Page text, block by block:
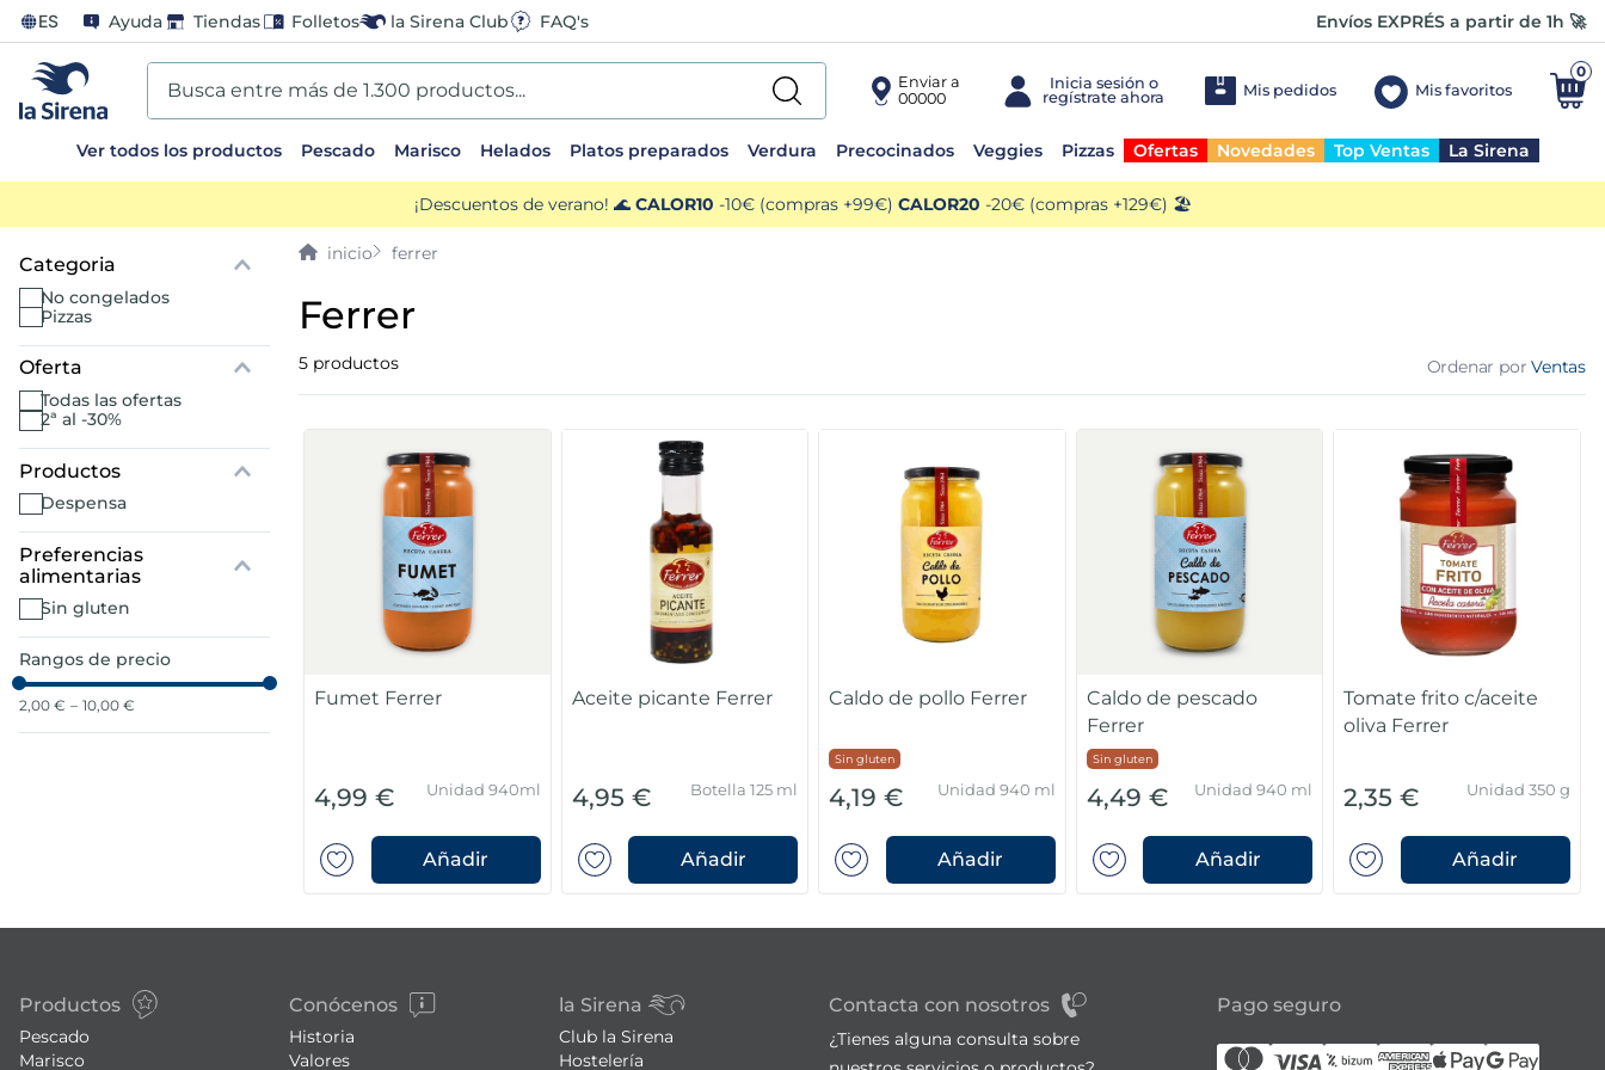
ES Ayuda Tiendas Folletos la Sirena Club FAQ's Envíos EXPRÉS a partir de 1h 🚀
Busca entre más de 1.300 productos...
Enviar a
00000
Mis pedidos Mis favoritos
0
Ver todos los productos Pescado Marisco Helados Platos preparados Verdura Precocinados Veggies Pizzas Ofertas Novedades Top Ventas La Sirena
¡Descuentos de verano! 🌊 CALOR10 -10€ (compras +99€) CALOR20 -20€ (compras +129€) 🏖️
no congelados
pizzas
Oferta
todas las ofertas
2ª al -30%
despensa
sin gluten
Rangos de precio
2,00 € – 10,00 €
ferrer
ferrer
5 productos Ordenar por Ventas
Fumet Ferrer
4,99 € Unidad 940ml
Añadir
Aceite picante Ferrer
4,95 € Botella 125 ml
Añadir
Caldo de pollo Ferrer
Sin gluten
4,19 € Unidad 940 ml
Añadir
Caldo de pescado
Ferrer
Sin gluten
4,49 € Unidad 940 ml
Añadir
Tomate frito c/aceite
oliva Ferrer
2,35 € Unidad 350 g
Añadir
Productos
Pescado
Marisco
Conócenos
Historia
Valores
la Sirena
Club la Sirena
Hostelería
Contacta con nosotros
¿Tienes alguna consulta sobre
Pago seguro
TÉRMINOS MÁS BUSCADOS
1. helados sirena
2. gambas
3. patatas
4. gamba
5. verduras
7. canelones
8. gambon
9. sushi